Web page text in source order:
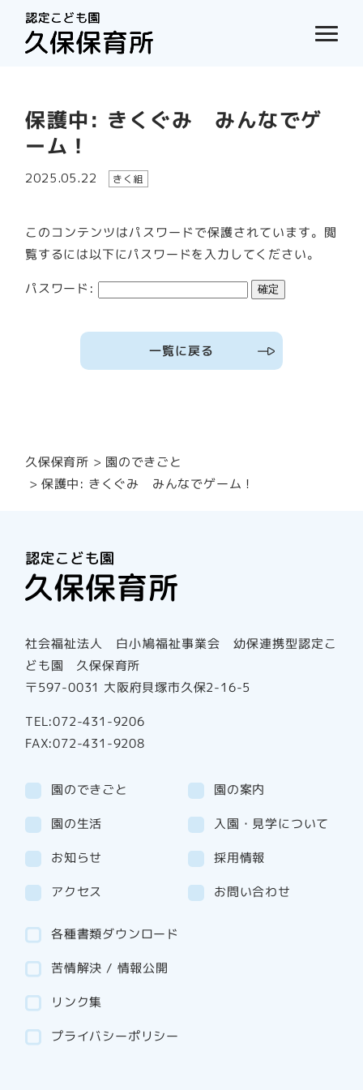
保護中: きくぐみ みんなでゲ
ーム！
2025.05.22 きく組
このコンテンツはパスワードで保護されています。閲
覧するには以下にパスワードを入力してください。
パスワード:
一覧に戻る
久保保育所 園のできごと
保護中: きくぐみ みんなでゲーム！
社会福祉法人 白小鳩福祉事業会 幼保連携型認定こ
ども園 久保保育所
〒597-0031 大阪府貝塚市久保2-16-5
TEL:072-431-9206
FAX:072-431-9208
園のできごと 園の案内
園の生活 入園・見学について
お知らせ
採用情報
アクセス
お問い合わせ
各種書類ダウンロード
苦情解決 / 情報公開
リンク集
プライバシーポリシー